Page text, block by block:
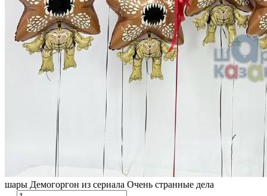
шары Демогоргон из сериала Очень странные дела